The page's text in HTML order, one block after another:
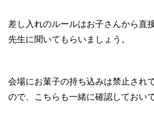
差し入れのルールはお子さんから直
先生に聞いてもらいましょう。
会場にお菓子の持ち込みは禁止され
ので、こちらも一緒に確認しておい